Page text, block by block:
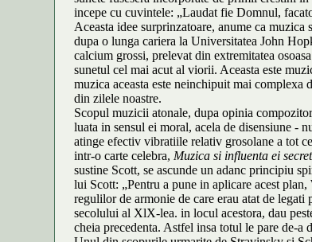
incepe cu cuvintele: „Laudat fie Domnul,
Aceasta idee surprinzatoare, anume ca
dupa o lunga cariera la Universitatea John
calcium grossi, prelevat din extremitatea
sunetul cel mai acut al viorii. Aceasta este
muzica aceasta este neinchipuit mai complexa
din zilele noastre.
Scopul muzicii atonale, dupa opinia
luata in sensul ei moral, acela de disensiune -
atinge efectiv vibratiile relativ grosolane a tot
intr-o carte celebra, Muzica si influenta ei
sustine Scott, se ascunde un adanc principiu
lui Scott: „Pentru a pune in aplicare acest
regulilor de armonie de care erau atat de
secolului al XlX-lea. in locul acestora, dau
cheia precedenta. Astfel insa totul le pare de-a